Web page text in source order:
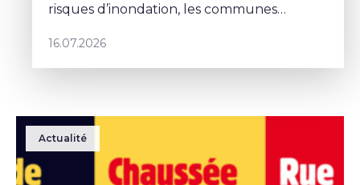
risques d’inondation, les communes
Schaerbeek, Deborah Lorenzino mise sur la
végétalisation et la participation cito
16.07.2026
Actualité